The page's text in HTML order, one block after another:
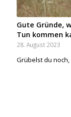
Gute Gründe,
Tun kommen
28. August 2023
Grübelst du